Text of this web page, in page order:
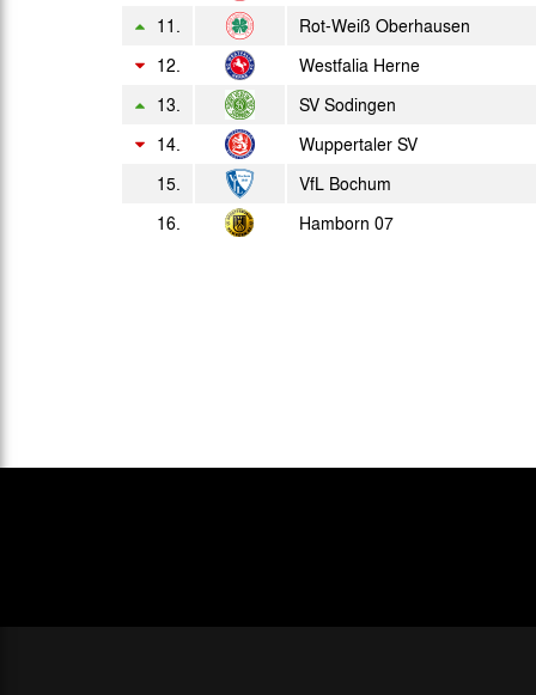
Sa. 21.06.1958
Di. 24.06.1958
11. Rot-Weiß Oberhausen
12. Westfalia Herne
13. SV Sodingen
14. Wuppertaler SV
15. VfL Bochum
16. Hamborn 07